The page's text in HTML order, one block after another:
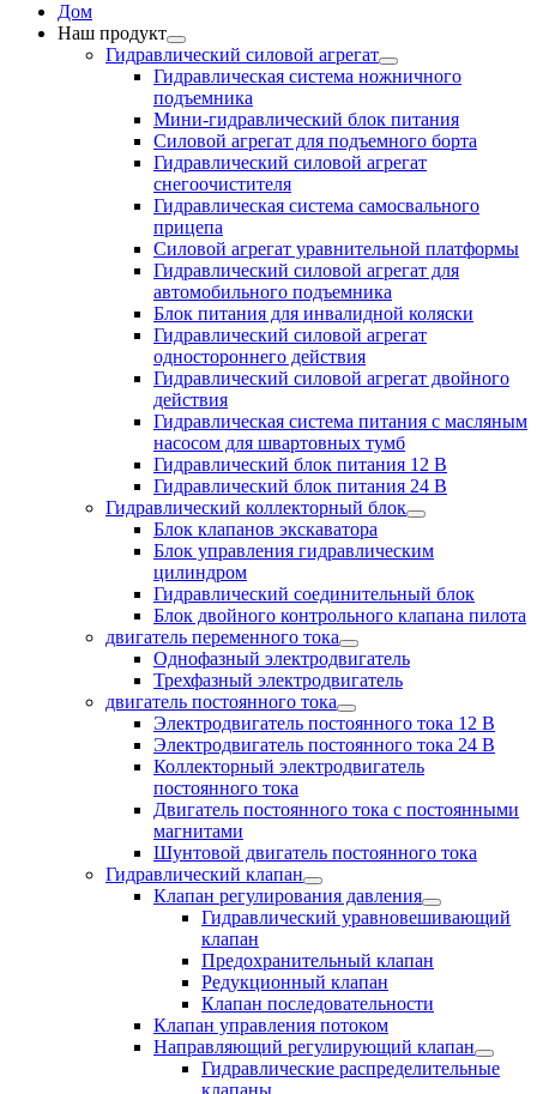
Дом
Наш продукт
Гидравлический силовой агрегат
Гидравлическая система ножничного
подъемника
Мини-гидравлический блок питания
Силовой агрегат для подъемного борта
Гидравлический силовой агрегат
снегоочистителя
Гидравлическая система самосвального
прицепа
Силовой агрегат уравнительной платформы
Гидравлический силовой агрегат для
автомобильного подъемника
Блок питания для инвалидной коляски
Гидравлический силовой агрегат
одностороннего действия
Гидравлический силовой агрегат двойного
действия
Гидравлическая система питания с масляным
насосом для швартовных тумб
Гидравлический блок питания 12 В
Гидравлический блок питания 24 В
Гидравлический коллекторный блок
Блок клапанов экскаватора
Блок управления гидравлическим
цилиндром
Гидравлический соединительный блок
Блок двойного контрольного клапана пилота
двигатель переменного тока
Однофазный электродвигатель
Трехфазный электродвигатель
двигатель постоянного тока
Электродвигатель постоянного тока 12 В
Электродвигатель постоянного тока 24 В
Коллекторный электродвигатель
постоянного тока
Двигатель постоянного тока с постоянными
магнитами
Шунтовой двигатель постоянного тока
Гидравлический клапан
Клапан регулирования давления
Гидравлический уравновешивающий
клапан
Предохранительный клапан
Редукционный клапан
Клапан последовательности
Клапан управления потоком
Направляющий регулирующий клапан
Гидравлические распределительные
клапаны